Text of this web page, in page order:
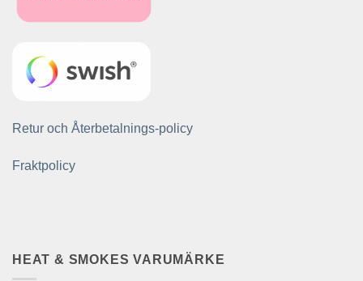
Retur och Återbetalnings-policy
Fraktpolicy
HEAT & SMOKES VARUMÄRKE